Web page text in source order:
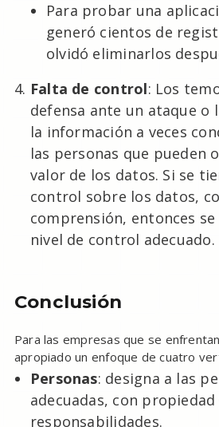
Para probar una
generó cientos de
olvidó eliminarlos
Falta de control: Los
defensa ante un ataque o
la información a veces
las personas que pueden
valor de los datos. Si se
control sobre los datos,
comprensión, entonces
nivel de control adecuado.
Conclusión
Para las empresas que se
apropiado un enfoque de cuatro
Personas: designa a las
adecuadas, con propiedad
responsabilidades.